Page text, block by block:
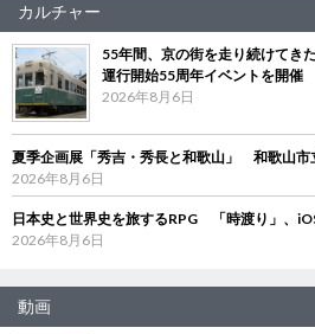
カルチャー
55年間、京の街を走り続けてき
運行開始55周年イベントを開催
2026年8月6日
夏季企画展「秀吉・秀長と和歌山」 和歌山市
2026年8月6日
日本史と世界史を旅するRPG 「時渡り」、
2026年8月6日
動画